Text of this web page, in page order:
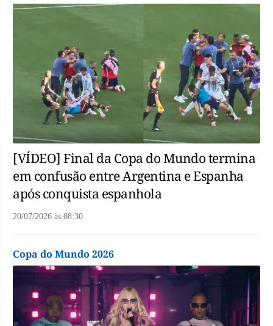
[VÍDEO] Final da Copa do Mundo termina
em confusão entre Argentina e Espanha
após conquista espanhola
20/07/2026 às 08:30
Copa do Mundo 2026